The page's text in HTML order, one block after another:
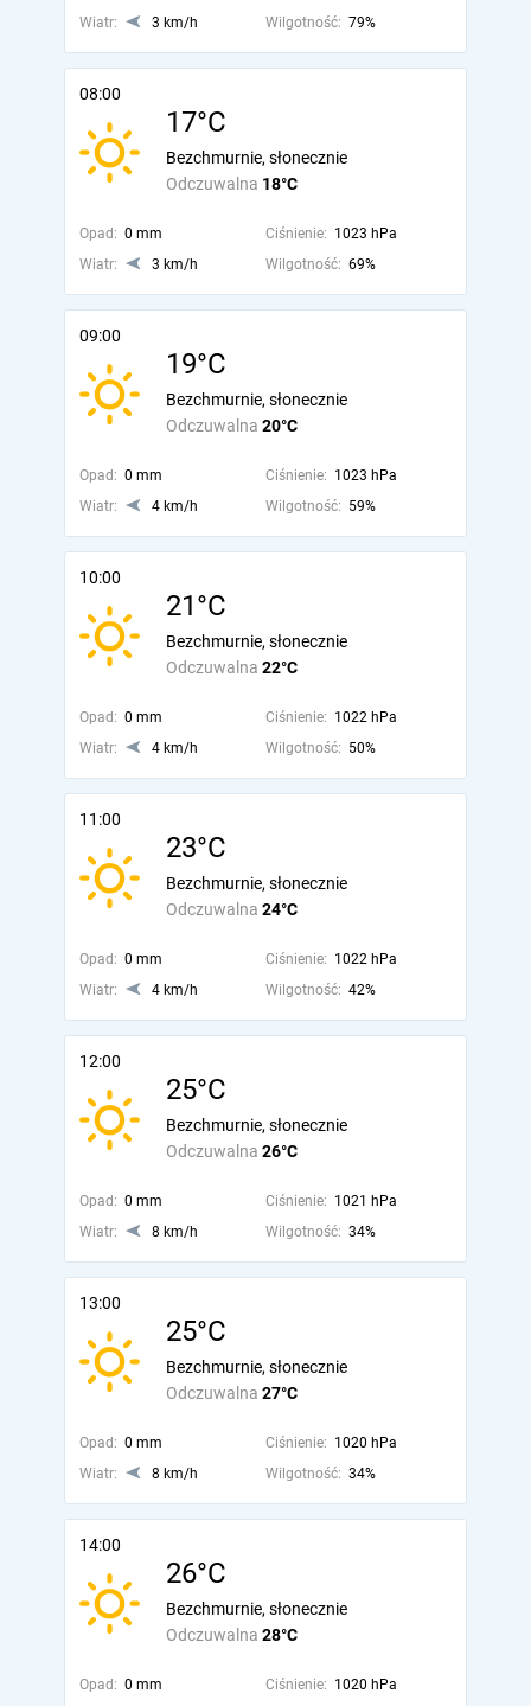
Wiatr: 3 km/h Wilgotność: 79%
08:00
17°C
Odczuwalna 18°C
Bezchmurnie, słonecznie
Opad: 0 mm Ciśnienie: 1023 hPa
Wiatr:
3 km/h Wilgotność: 69%
09:00
19°C
Odczuwalna 20°C
Bezchmurnie, słonecznie
Opad: 0 mm Ciśnienie: 1023 hPa
Wiatr:
4 km/h Wilgotność: 59%
10:00
21°C
Odczuwalna 22°C
Bezchmurnie, słonecznie
Opad: 0 mm Ciśnienie: 1022 hPa
Wiatr:
4 km/h Wilgotność: 50%
11:00
23°C
Odczuwalna 24°C
Bezchmurnie, słonecznie
Opad: 0 mm Ciśnienie: 1022 hPa
Wiatr:
4 km/h Wilgotność: 42%
12:00
25°C
Odczuwalna 26°C
Bezchmurnie, słonecznie
Opad: 0 mm Ciśnienie: 1021 hPa
Wiatr:
8 km/h Wilgotność: 34%
13:00
25°C
Odczuwalna 27°C
Bezchmurnie, słonecznie
Opad: 0 mm Ciśnienie: 1020 hPa
Wiatr:
8 km/h Wilgotność: 34%
14:00
26°C
Odczuwalna 28°C
Bezchmurnie, słonecznie
Opad: 0 mm Ciśnienie: 1020 hPa